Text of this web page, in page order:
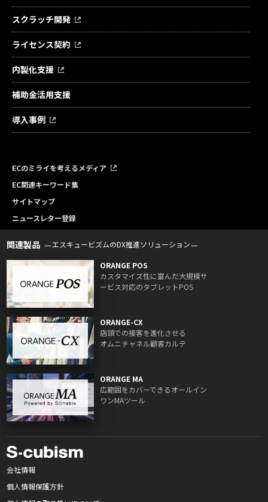
スクラッチ開発
ライセンス契約
内製化支援
補助金活用支援
導入事例
ECのミライを考えるメディア
EC関連キーワード集
サイトマップ
ニュースレター登録
関連製品 エスキュービズムのDX推進ソリューション
ORANGE POS
カスタマイズ性に富んだ大規模サ
ービス対応のタブレットPOS
ORANGE-CX
店頭での接客を進化させる
オムニチャネル顧客カルテ
ORANGE MA
広範囲をカバーできるオールイン
ワンMAツール
会社情報
個人情報保護方針